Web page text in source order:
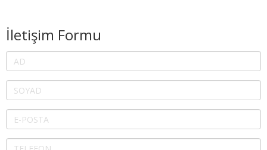
İletişim Formu